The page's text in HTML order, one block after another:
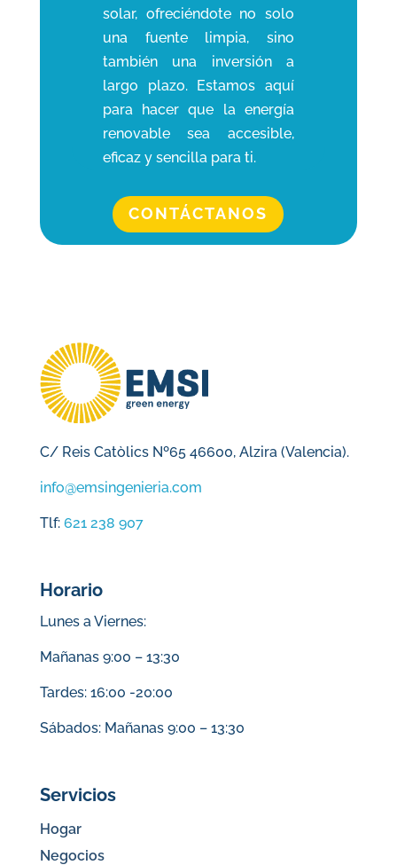
solar, ofreciéndote no solo
una fuente limpia, sino
también una inversión a
largo plazo. Estamos aquí
para hacer que la energía
renovable sea accesible,
eficaz y sencilla para ti.
CONTÁCTANOS
C/ Reis Catòlics Nº65 46600, Alzira (Valencia).
info@emsingenieria.com
Tlf: 621 238 907
Horario
Lunes a Viernes:
Mañanas 9:00 – 13:30
Tardes: 16:00 -20:00
Sábados: Mañanas 9:00 – 13:30
Servicios
Hogar
Negocios